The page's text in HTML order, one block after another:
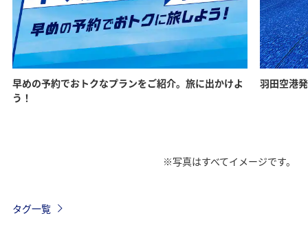
早めの予約でおトクなプランをご紹介。旅に出かけよ
う！
羽田空港
※写真はすべてイメージです。
タグ一覧